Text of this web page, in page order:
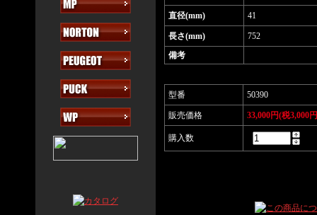
直径(mm) 41
長さ(mm)
752
備考
型番 50390
販売価格 33,000円(税3,000
購入数